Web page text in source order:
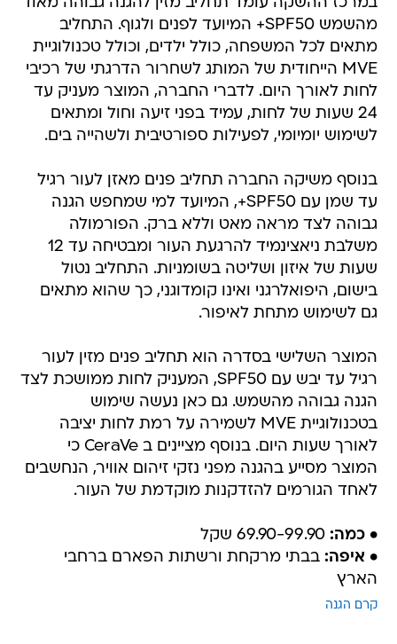
במרכז ההשקה עומד תחליב מזין להגנה גבוהה מאוד
מהשמש SPF50+ המיועד לפנים ולגוף. התחליב
מתאים לכל המשפחה, כולל ילדים, וכולל טכנולוגיית
MVE הייחודית של המותג לשחרור הדרגתי של רכיבי
לחות לאורך היום. לדברי החברה, המוצר מעניק עד
24 שעות של לחות, עמיד בפני זיעה וחול ומתאים
לשימוש יומיומי, לפעילות ספורטיבית ולשהייה בים.
בנוסף משיקה החברה תחליב פנים מאזן לעור רגיל
עד שמן עם SPF50+, המיועד למי שמחפש הגנה
גבוהה לצד מראה מאט וללא ברק. הפורמולה
משלבת ניאצינמיד להרגעת העור ומבטיחה עד 12
שעות של איזון ושליטה בשומניות. התחליב נטול
בישום, היפואלרגני ואינו קומדוגני, כך שהוא מתאים
גם לשימוש מתחת לאיפור.
המוצר השלישי בסדרה הוא תחליב פנים מזין לעור
רגיל עד יבש עם SPF50, המעניק לחות ממושכת לצד
הגנה גבוהה מהשמש. גם כאן נעשה שימוש
בטכנולוגיית MVE לשמירה על רמת לחות יציבה
לאורך שעות היום. בנוסף מציינים ב CeraVe כי
המוצר מסייע בהגנה מפני נזקי זיהום אוויר, הנחשבים
לאחד הגורמים להזדקנות מוקדמת של העור.
• כמה: 69.90-99.90 שקל
• איפה: בבתי מרקחת ורשתות הפארם ברחבי
הארץ
קרם הגנה